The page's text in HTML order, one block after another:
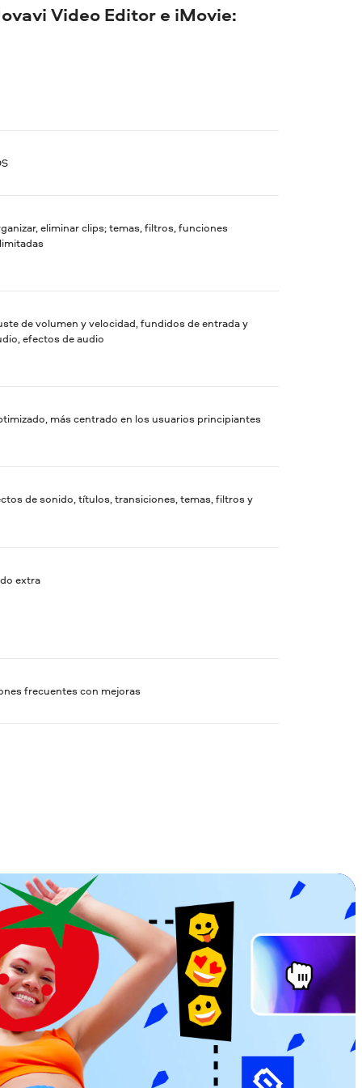
Video Editor e iMovie:
eliminar clips; temas, filtros, funciones
de volumen y velocidad, fundidos de entrada y
efectos de audio
más centrado en los usuarios principiantes
de sonido, títulos, transiciones, temas, filtros y
extra
frecuentes con mejoras